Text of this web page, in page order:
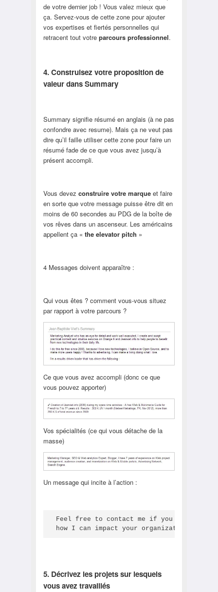
de votre dernier job ! Vous valez mieux que
ça. Servez-vous de cette zone pour ajouter
vos expertises et fiertés personnelles qui
retracent tout votre parcours professionnel.
4. Construisez votre proposition de
valeur dans Summary
Summary signifie résumé en anglais (à ne pas
confondre avec resume). Mais ça ne veut pas
dire qu’il faille utiliser cette zone pour faire un
résumé fade de ce que vous avez jusqu’à
présent accompli.
Vous devez construire votre marque et faire
en sorte que votre message puisse être dit en
moins de 60 secondes au PDG de la boîte de
vos rêves dans un ascenseur. Les américains
appellent ça « the elevator pitch »
4 Messages doivent apparaître :
Qui vous êtes ? comment vous-vous situez
par rapport à votre parcours ?
Ce que vous avez accompli (donc ce que
vous pouvez apporter)
Vos spécialités (ce qui vous détache de la
masse)
Un message qui incite à l’action :
Feel free to contact me if you want to
how I can impact your organization.
5. Décrivez les projets sur lesquels
vous avez travaillés